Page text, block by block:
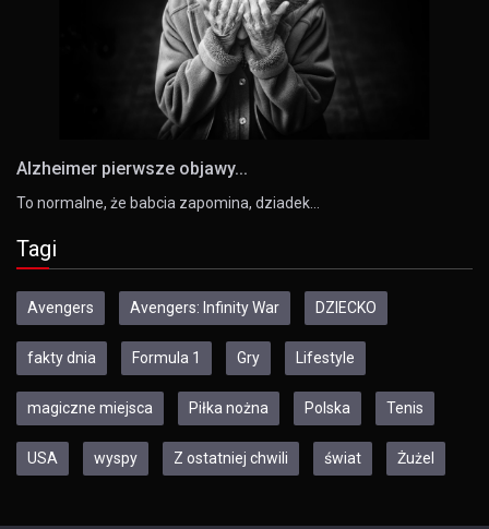
Alzheimer pierwsze objawy...
To normalne, że babcia zapomina, dziadek…
Tagi
Avengers Avengers: Infinity War DZIECKO
fakty dnia Formula 1 Gry Lifestyle
magiczne miejsca Piłka nożna Polska Tenis
USA wyspy Z ostatniej chwili świat Żużel